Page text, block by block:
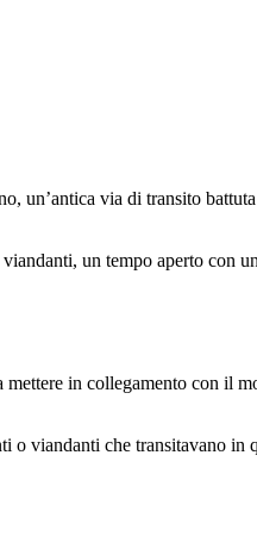
un’antica via di transito
un tempo aperto con
in collegamento con il
o viandanti che transitavano in